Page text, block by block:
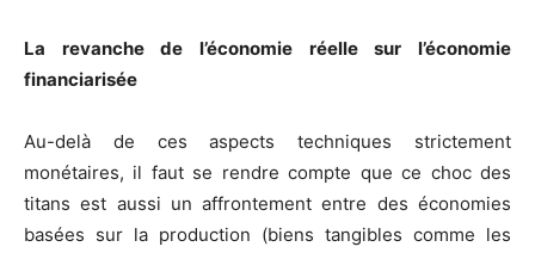
La revanche de l’économie réelle sur l’économie
financiarisée
Au-delà de ces aspects techniques strictement
monétaires, il faut se rendre compte que ce choc des
titans est aussi un affrontement entre des économies
basées sur la production (biens tangibles comme les